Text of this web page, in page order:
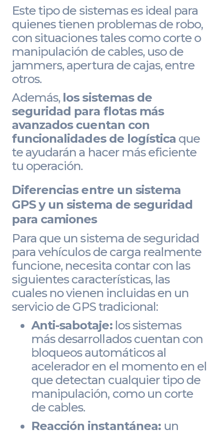
Este tipo de sistemas es ideal para
quienes tienen problemas de robo,
con situaciones tales como corte o
manipulación de cables, uso de
jammers, apertura de cajas, entre
otros.
Además, los sistemas de
seguridad para flotas más
avanzados cuentan con
funcionalidades de logística que
te ayudarán a hacer más eficiente
tu operación.
Diferencias entre un sistema
GPS y un sistema de seguridad
para camiones
Para que un sistema de seguridad
para vehículos de carga realmente
funcione, necesita contar con las
siguientes características, las
cuales no vienen incluidas en un
servicio de GPS tradicional:
Anti-sabotaje:los sistemas
más desarrollados cuentan con
bloqueos automáticos al
acelerador en el momento en el
que detectan cualquier tipo de
manipulación, como un corte
de cables.
Reacción instantánea: un